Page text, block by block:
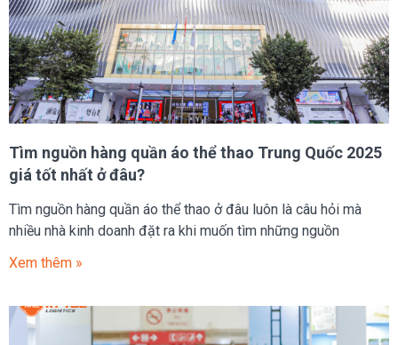
Tìm nguồn hàng quần áo thể thao Trung Quốc 2025
giá tốt nhất ở đâu?
Tìm nguồn hàng quần áo thể thao ở đâu luôn là câu hỏi mà
nhiều nhà kinh doanh đặt ra khi muốn tìm những nguồn
Xem thêm »